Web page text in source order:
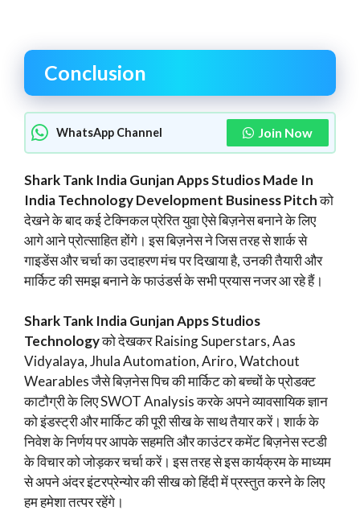
Conclusion
WhatsApp Channel Join Now
Shark Tank India Gunjan Apps Studios Made In
India Technology Development Business Pitchको
देखने के बाद कई टेक्निकल प्रेरित युवा ऐसे बिज़नेस बनाने के लिए
आगे आने प्रोत्साहित होंगे। इस बिज़नेस ने जिस तरह से शार्क से
गाइडेंस और चर्चा का उदाहरण मंच पर दिखाया है, उनकी तैयारी और
मार्किट की समझ बनाने के फाउंडर्स के सभी प्रयास नजर आ रहे हैं।
Shark Tank India Gunjan Apps Studios
Technologyको देखकर Raising Superstars, Aas
Vidyalaya, Jhula Automation, Ariro, Watchout
Wearables जैसे बिज़नेस पिच की मार्किट को बच्चों के प्रोडक्ट
काटौग्री के लिए SWOT Analysis करके अपने व्यावसायिक ज्ञान
को इंडस्ट्री और मार्किट की पूरी सीख के साथ तैयार करें। शार्क के
निवेश के निर्णय पर आपके सहमति और काउंटर कमेंट बिज़नेस स्टडी
के विचार को जोड़कर चर्चा करें। इस तरह से इस कार्यक्रम के माध्यम
से अपने अंदर इंटरप्रेन्योर की सीख को हिंदी में प्रस्तुत करने के लिए
हम हमेशा तत्पर रहेंगे।